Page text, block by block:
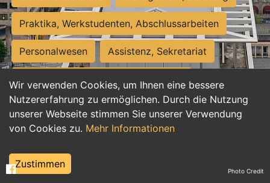
Wir verwenden Cookies, um Ihnen eine bessere
Nutzererfahrung zu ermöglichen. Durch die Nutzung
unserer Webseite stimmen Sie unserer Verwendung
von Cookies zu. Mehr Informationen
Zustimmen
Praktika, Werkstudenten, Abschlussarbeiten
Personalwesen Assistenz, Sekretariat
Hilfskräfte, Aushilfs- und Nebenjobs
Einkauf, Logistik, Materialwirtschaft
Weiterbildung, Studium, duale Ausbildung
Tourismus
Photo Credit